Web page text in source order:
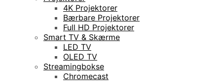
4K Projektorer
Bærbare Projektorer
Full HD Projektorer
Smart TV & Skærme
LED TV
OLED TV
Streamingbokse
Chromecast